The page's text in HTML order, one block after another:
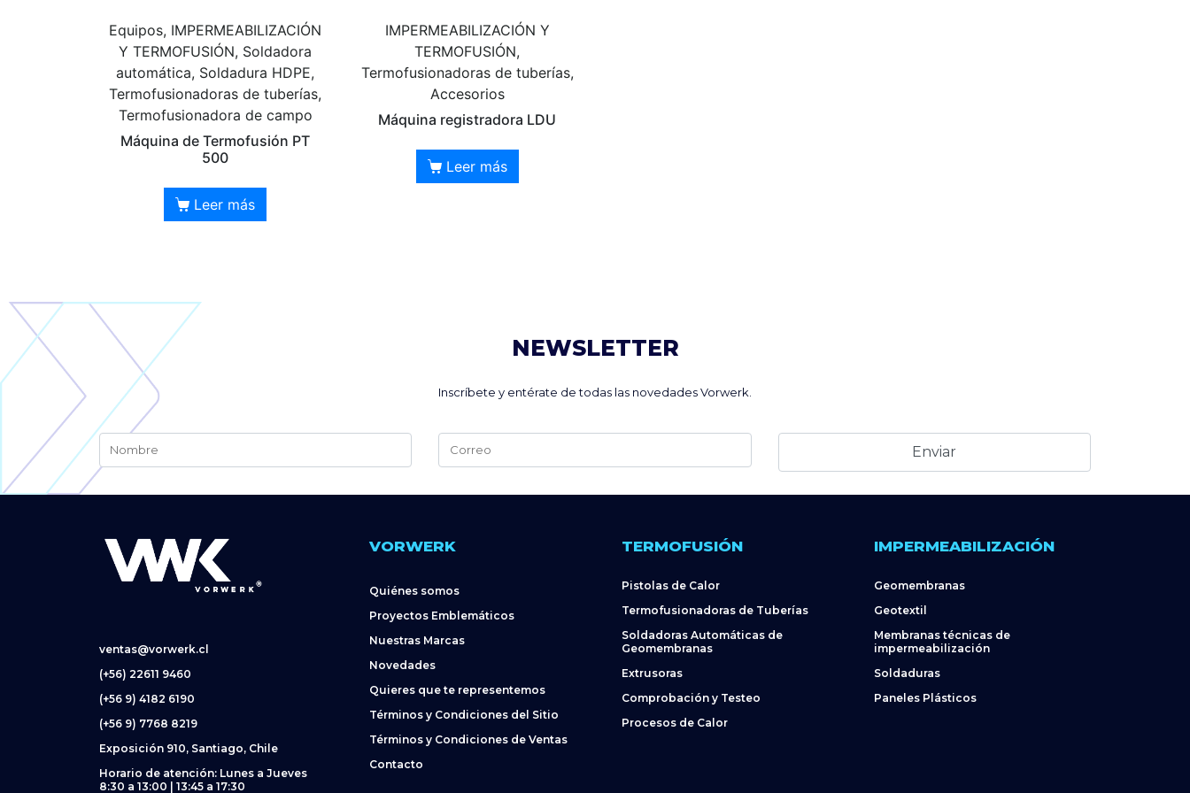
Equipos, IMPERMEABILIZACIÓN
Y TERMOFUSIÓN, Soldadora
automática, Soldadura HDPE,
Termofusionadoras de tuberías,
Termofusionadora de campo
Máquina de Termofusión PT
500
Leer más
IMPERMEABILIZACIÓN Y
TERMOFUSIÓN,
Termofusionadoras de tuberías,
Accesorios
Máquina registradora LDU
Leer más
NEWSLETTER
Inscríbete y entérate de todas las novedades Vorwerk.
Alternative:
ventas@vorwerk.cl
(+56) 22611 9460
(+56 9) 4182 6190
(+56 9) 7768 8219
Exposición 910, Santiago, Chile
Horario de atención: Lunes a Jueves
8:30 a 13:00 | 13:45 a 17:30
VORWERK
Quiénes somos
Proyectos Emblemáticos
Nuestras Marcas
Novedades
Quieres que te representemos
Términos y Condiciones del Sitio
Términos y Condiciones de Ventas
Contacto
TERMOFUSIÓN
Pistolas de Calor
Termofusionadoras de Tuberías
Soldadoras Automáticas de
Geomembranas
Extrusoras
Comprobación y Testeo
Procesos de Calor
IMPERMEABILIZACIÓN
Geomembranas
Geotextil
Membranas técnicas de
impermeabilización
Soldaduras
Paneles Plásticos